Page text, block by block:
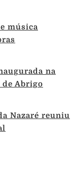
música
na
Abrigo
Nazaré reuniu